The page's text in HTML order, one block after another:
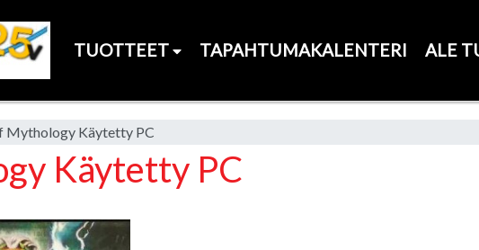
TUOTTEET TAPAHTUMAKALENTERI ALE
Mythology Käytetty PC
Käytetty PC